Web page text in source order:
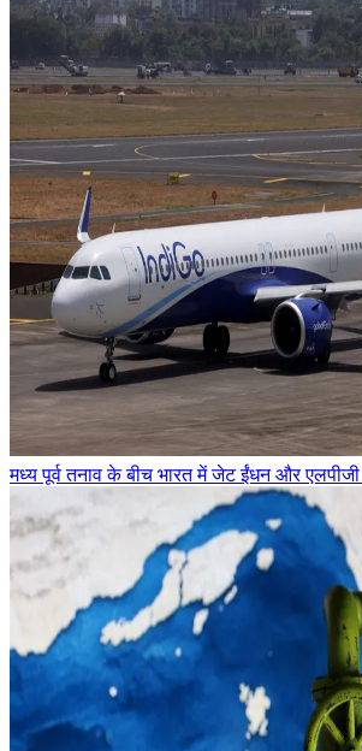
मध्य पूर्व तनाव के बीच भारत में जेट ईंधन और एलपीजी